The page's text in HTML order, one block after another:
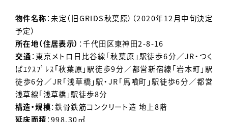
物件名称：未定（旧GRIDS秋葉原）（2020年12月中旬決定
予定）
所在地（住居表示） ：千代田区東神田2-8-16
交通：東京メトロ日比谷線「秋葉原」駅徒歩6分／JR・つく
ばｴｸｽﾌﾟﾚｽ「秋葉原」駅徒歩9分／都営新宿線「岩本町」駅
徒歩6分／JR「浅草橋」駅・JR「馬喰町」駅徒歩6分／都営
浅草線「浅草橋」駅徒歩8分
構造・規模：鉄骨鉄筋コンクリート造 地上8階
延床面積：998.30㎡